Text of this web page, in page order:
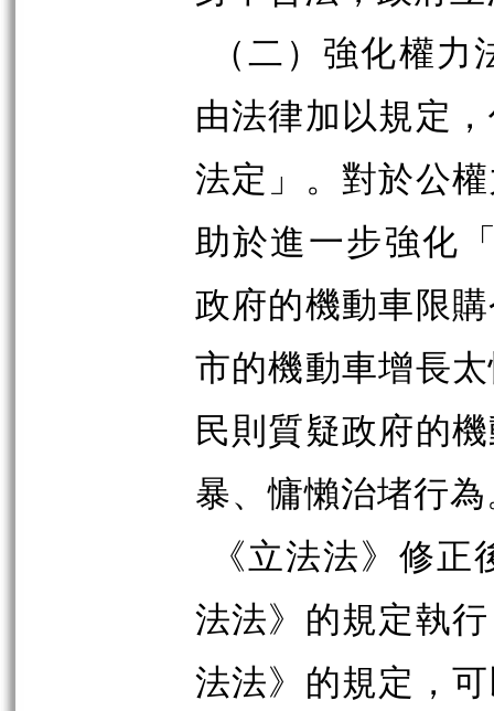
（二）強化權
由法律加以規定
法定」。對於公
助於進一步強化
政府的機動車限
市的機動車增長
民則質疑政府的
暴、慵懶治堵行
《立法法》修
法法》的規定執
法法》的規定，